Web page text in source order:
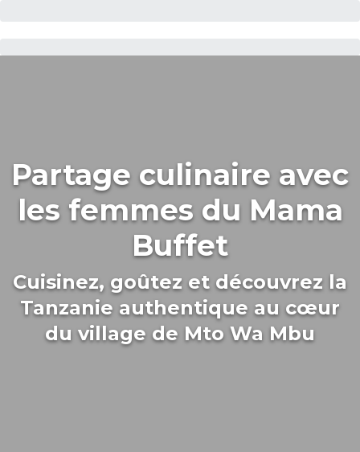
Partage culinaire avec
les femmes du Mama
Buffet
Cuisinez, goûtez et découvrez la
Tanzanie authentique au cœur
du village de Mto Wa Mbu